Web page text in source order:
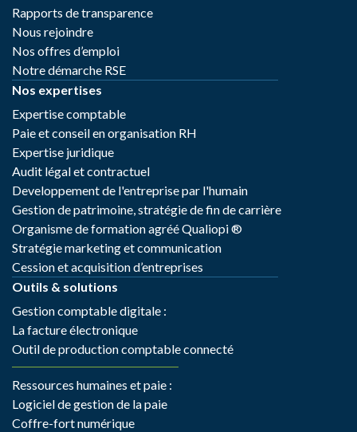
Rapports de transparence
Nous rejoindre
Nos offres d’emploi
Notre démarche RSE
Nos expertises
Expertise comptable
Paie et conseil en organisation RH
Expertise juridique
Audit légal et contractuel
Developpement de l'entreprise par l'humain
Gestion de patrimoine, stratégie de fin de carrière
Organisme de formation agréé Qualiopi ®
Stratégie marketing et communication
Cession et acquisition d’entreprises
Outils & solutions
Gestion comptable digitale :
La facture électronique
Outil de production comptable connecté
Ressources humaines et paie :
Logiciel de gestion de la paie
Coffre-fort numérique